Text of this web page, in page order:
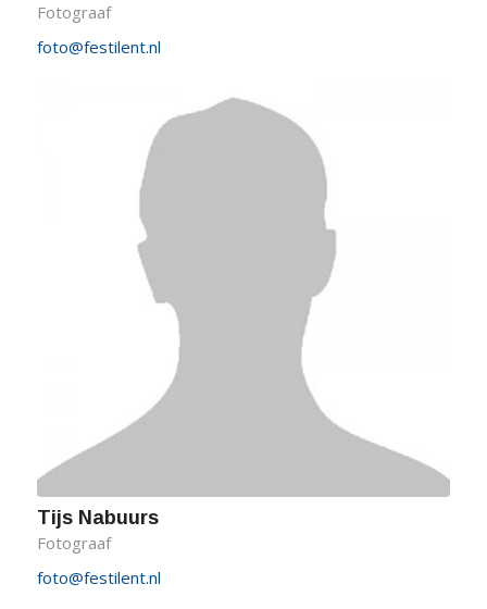
Fotograaf
foto@festilent.nl
Tijs Nabuurs
Fotograaf
foto@festilent.nl